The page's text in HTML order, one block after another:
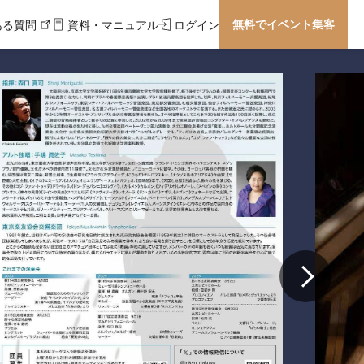
質問 資料・マニュアル ログイン 無料でイベント集客